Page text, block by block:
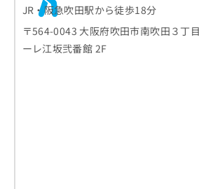
JR・阪急吹田駅から徒歩18分
〒564-0043 大阪府吹田市南吹田３丁
ーレ江坂弐番館 2F